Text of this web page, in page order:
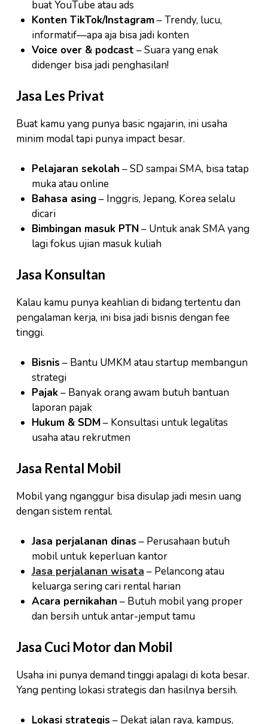
buat YouTube atau ads
Konten TikTok/Instagram– Trendy, lucu,
informatif—apa aja bisa jadi konten
Voice over & podcast – Suara yang enak
didenger bisa jadi penghasilan!
Jasa Les Privat
Buat kamu yang punya basic ngajarin, ini usaha
minim modal tapi punya impact besar.
Pelajaran sekolah – SD sampai SMA, bisa tatap
muka atau online
Bahasa asing– Inggris, Jepang, Korea selalu
dicari
Bimbingan masuk PTN– Untuk anak SMA yang
lagi fokus ujian masuk kuliah
Jasa Konsultan
Kalau kamu punya keahlian di bidang tertentu dan
pengalaman kerja, ini bisa jadi bisnis dengan fee
tinggi.
Bisnis – Bantu UMKM atau startup membangun
strategi
Pajak– Banyak orang awam butuh bantuan
laporan pajak
Hukum & SDM– Konsultasi untuk legalitas
usaha atau rekrutmen
Jasa Rental Mobil
Mobil yang nganggur bisa disulap jadi mesin uang
dengan sistem rental.
Jasa perjalanan dinas – Perusahaan butuh
mobil untuk keperluan kantor
Jasa perjalanan wisata – Pelancong atau
keluarga sering cari rental harian
Acara pernikahan – Butuh mobil yang proper
dan bersih untuk antar-jemput tamu
Jasa Cuci Motor dan Mobil
Usaha ini punya demand tinggi apalagi di kota besar.
Yang penting lokasi strategis dan hasilnya bersih.
Lokasi strategis – Dekat jalan raya, kampus,